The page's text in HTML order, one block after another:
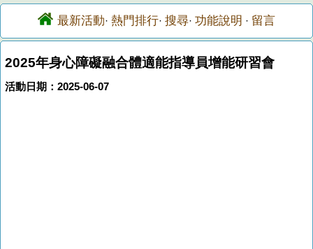
最新活動· 熱門排行· 搜尋· 功能說明 · 留言
2025年身心障礙融合體適能指導員增能研習會
活動日期：2025-06-07